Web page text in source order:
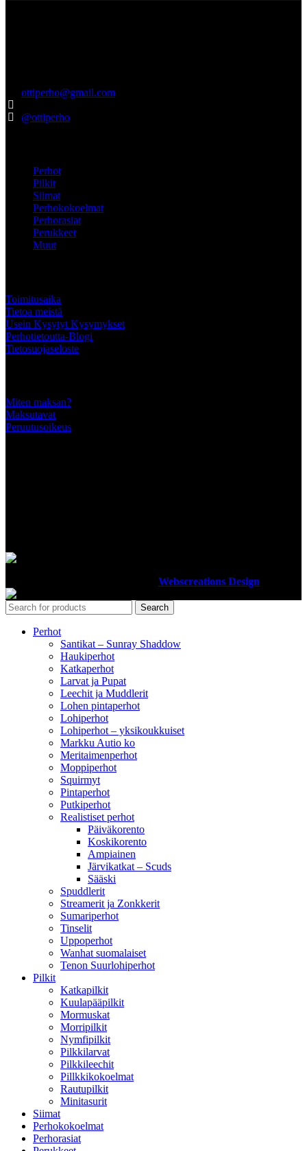
ottiperho@gmail.com
@ottiperho
Perhot
Pilkit
Siimat
Perhokokoelmat
Perhorasiat
Perukkeet
Muut
Toimitusaika
Tietoa meistä
Usein Kysytyt Kysymykset
Perhotietoutta-Blogi
Tietosuojaseloste
Miten maksan?
Maksutavat
Peruutusoikeus
Webscreations Design
Search
Perhot
Santikat – Sunray Shaddow
Haukiperhot
Katkaperhot
Larvat ja Pupat
Leechit ja Muddlerit
Lohen pintaperhot
Lohiperhot
Lohiperhot – yksikoukkuiset
Markku Autio ko
Meritaimenperhot
Moppiperhot
Squirmyt
Pintaperhot
Putkiperhot
Realistiset perhot
Päiväkorento
Koskikorento
Ampiainen
Järvikatkat – Scuds
Sääski
Spuddlerit
Streamerit ja Zonkkerit
Sumariperhot
Tinselit
Uppoperhot
Wanhat suomalaiset
Tenon Suurlohiperhot
Pilkit
Katkapilkit
Kuulapääpilkit
Mormuskat
Morripilkit
Nymfipilkit
Pilkkilarvat
Pilkkileechit
Pillkkikokoelmat
Rautupilkit
Minitasurit
Siimat
Perhokokoelmat
Perhorasiat